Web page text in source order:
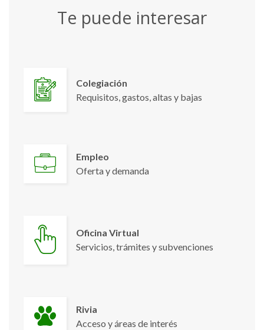
Te puede interesar
Colegiación
Requisitos, gastos, altas y bajas
Empleo
Oferta y demanda
Oficina Virtual
Servicios, trámites y subvenciones
Rivia
Acceso y áreas de interés